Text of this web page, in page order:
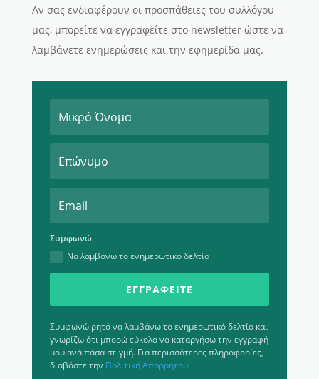
Αν σας ενδιαφέρουν οι προσπάθειες του συλλόγου
μας, μπορείτε να εγγραφείτε στο newsletter ώστε να
λαμβάνετε ενημερώσεις και την εφημερίδα μας.
Συμφωνώ
Να λαμβάνω το ενημερωτικό δελτίο
ΕΓΓΡΑΦΕΊΤΕ
Συμφωνώ ρητά να λαμβάνω το ενημερωτικό δελτίο και
γνωρίζω ότι μπορώ εύκολα να καταργήσω την εγγραφή
μου ανά πάσα στιγμή. Για περισσότερες πληροφορίες,
διαβάστε την Πολιτική Απορρήτου.